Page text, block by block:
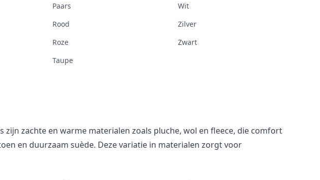
Paars
Rood
Roze
Taupe
Wit
Zilver
Zwart
zachte en warme materialen zoals pluche, wol en fleece, die comfort
en duurzaam suède. Deze variatie in materialen zorgt voor